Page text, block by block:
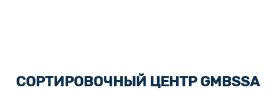
СОРТИРОВОЧНЫЙ ЦЕНТР GMBSSA